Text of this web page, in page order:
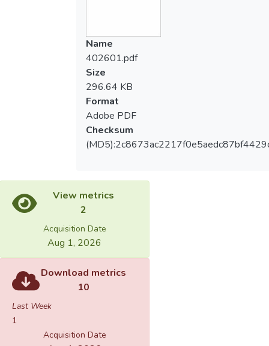
Name
402601.pdf
Size
296.64 KB
Format
Adobe PDF
Checksum
View metrics
2
Acquisition Date
Aug 1, 2026
Download metrics
10
Last Week
1
Acquisition Date